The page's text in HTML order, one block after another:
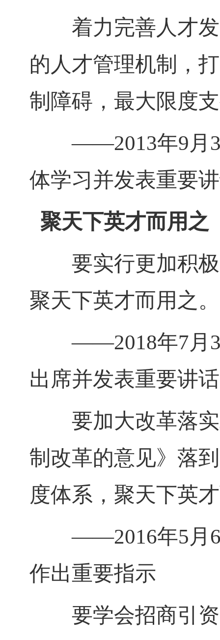
着力完善人才发
的人才管理机制，
制障碍，最大限度
——2013年9 月
体学习并发表重要
聚天下英才而用之
要实行更加积极
聚天下英才而用之。
——2018年7月
出席并发表重要讲话
要加大改革落实
制改革的意见》落
度体系，聚天下英
——2016年5 月
作出重要指示
要学会招商引资